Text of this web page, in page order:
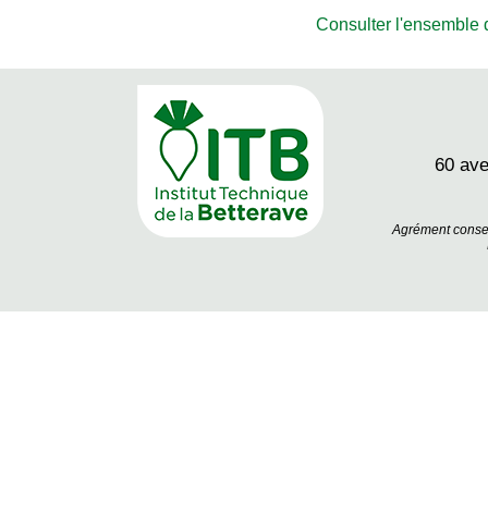
Consulter l'ensemble
60
Agrément